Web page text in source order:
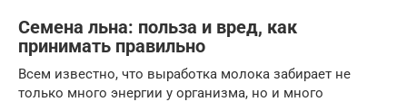
Семена льна: польза и вред, как
принимать правильно
Всем известно, что выработка молока забирает не
только много энергии у организма, но и много